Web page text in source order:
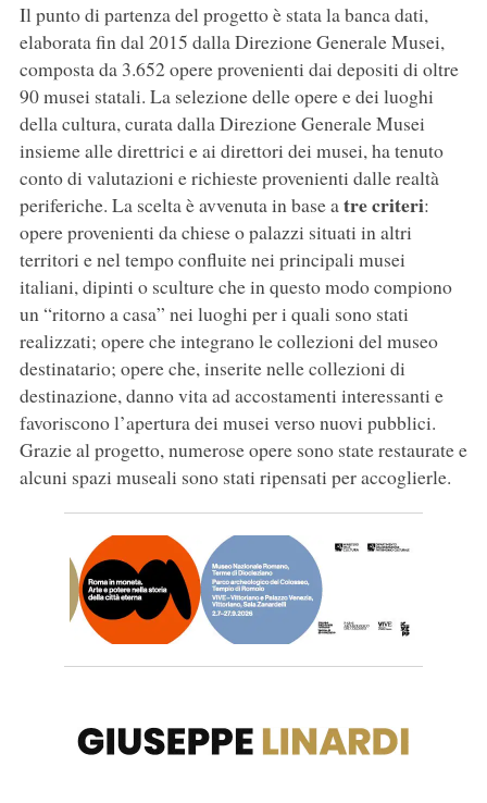
Il punto di partenza del progetto è stata la banca dati,
elaborata fin dal 2015 dalla Direzione Generale Musei,
composta da 3.652 opere provenienti dai depositi di oltre
90 musei statali. La selezione delle opere e dei luoghi
della cultura, curata dalla Direzione Generale Musei
insieme alle direttrici e ai direttori dei musei, ha tenuto
conto di valutazioni e richieste provenienti dalle realtà
periferiche. La scelta è avvenuta in base atre criteri:
opere provenienti da chiese o palazzi situati in altri
territori e nel tempo confluite nei principali musei
italiani, dipinti o sculture che in questo modo compiono
un “ritorno a casa” nei luoghi per i quali sono stati
realizzati; opere che integrano le collezioni del museo
destinatario; opere che, inserite nelle collezioni di
destinazione, danno vita ad accostamenti interessanti e
favoriscono l’apertura dei musei verso nuovi pubblici.
Grazie al progetto, numerose opere sono state restaurate e
alcuni spazi museali sono stati ripensati per accoglierle.